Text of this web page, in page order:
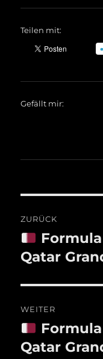
Teilen mit:
Gefällt mir:
ZURÜCK
Vorheriger
Beitrag:
Qatar
WEITER
Nächster
Beitrag:
Qatar